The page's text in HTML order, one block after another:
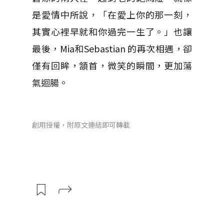
是愛情中所說，「在愛上你的那一刻，
其實心裡早就和你過完一生了。」也讓
最後，Mia和Sebastian 的再次相遇，卻
僅有回眸，頷首，微笑的瞬間，更加蕩
氣迴腸。
創用授權，附原文連結即可轉載